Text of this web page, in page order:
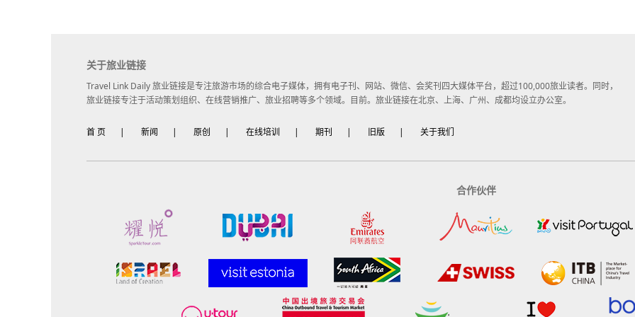
关于旅业链接
Travel Link Daily 旅业链接是专注旅游市场的综合电子媒体，拥有电子刊、网站、微信、会奖刊四大媒体平台，超过100,000旅业读者。同时，
旅业链接专注于活动策划组织、在线营销推广、旅业招聘等多个领域。目前。旅业链接在北京、上海、广州、成都均设立办公室。
首 页 | 新闻 | 原创 | 在线培训 | 期刊 | 旧版 | 关于我们
合作伙伴